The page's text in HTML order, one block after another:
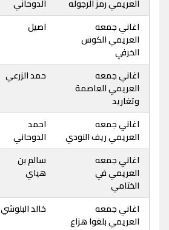
العريمي رمز الرجوله
الدوحاني
اغاني جمعه
العريمي الكوس
الخرفي
اصيل
اغاني جمعه
العريمي العاصمة
وتغاريد
حمد الزرعي
اغاني جمعه
العريمي ريف النودي
احمد
الدوحاني
اغاني جمعه
العريمي في
الختامي
سالم بن
هياي
اغاني جمعه
العريمي بلغوا هزاع
خالد البلوشي